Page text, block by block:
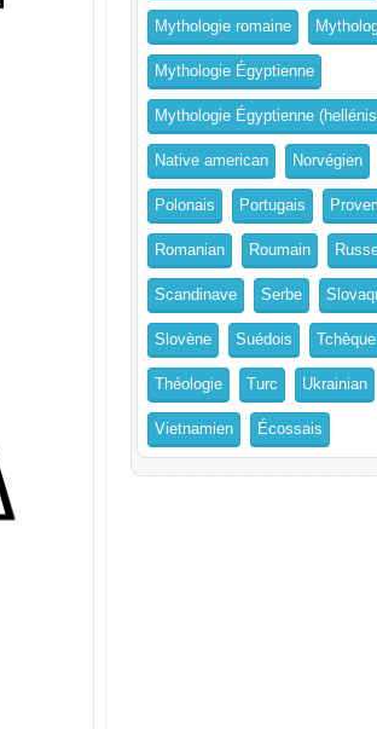
Mythologie romaine
Mythologie Égyptienne
Mythologie Égyptienne
Native american Norvégien
Polonais Portugais
Romanian Roumain
Scandinave Serbe
Slovène Suédois Tchèque
Théologie Turc Ukrainian
Vietnamien Écossais